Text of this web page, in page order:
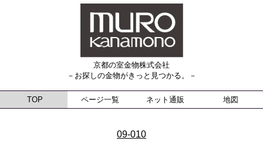
京都の室金物株式会社
－お探しの金物がきっと見つかる。－
TOP ページ一覧 ネット通販 地図
09-010